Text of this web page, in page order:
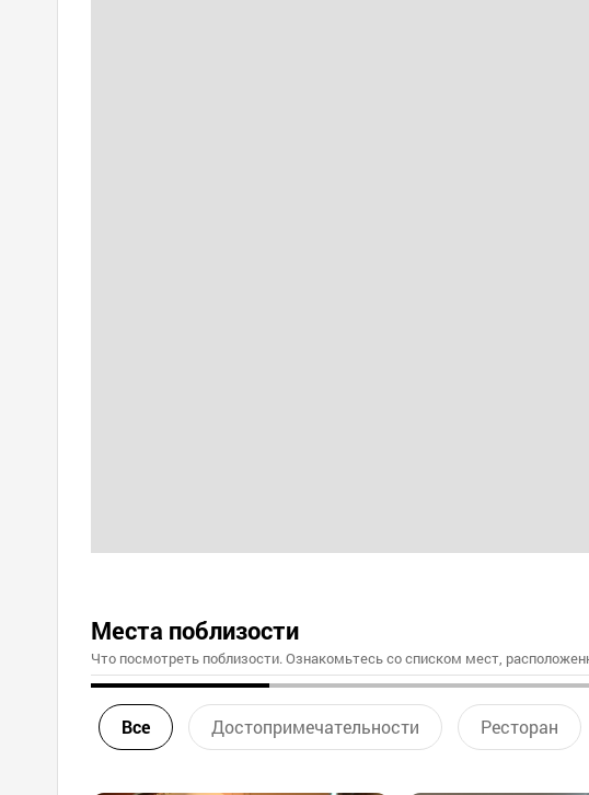
Места поблизости
Что посмотреть поблизости. Ознакомьтесь со списком мест,
Все Достопримечательности Ресторан